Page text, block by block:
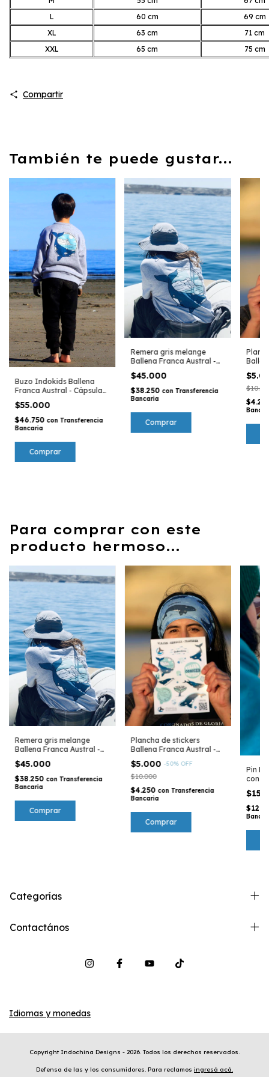
L
60 cm
69 cm
XL
63 cm
71 cm
XXL
65 cm 75 cm
Compartir
También te puede gustar...
Buzo Indokids Ballena
Franca Austral - Cápsula
ICB
$55.000
$46.750 con Transferencia
Bancaria
Comprar
Remera gris melange
Ballena Franca Austral -
$45.000
$38.250 con Transferencia
Bancaria
Comprar
Para comprar con este
producto hermoso...
Remera gris melange
Ballena Franca Austral -
$45.000
$38.250 con Transferencia
Bancaria
Comprar
Plancha de stickers
Ballena Franca Austral -
$5.000 -50% OFF
$10.000
$4.250 con Transferencia
Bancaria
Pin
con
Categorías
Contactános
Idiomas y monedas
Copyright Indochina Designs - 2026. Todos los derechos reservados.
Defensa de las y los consumidores. Para reclamos ingresá acá.